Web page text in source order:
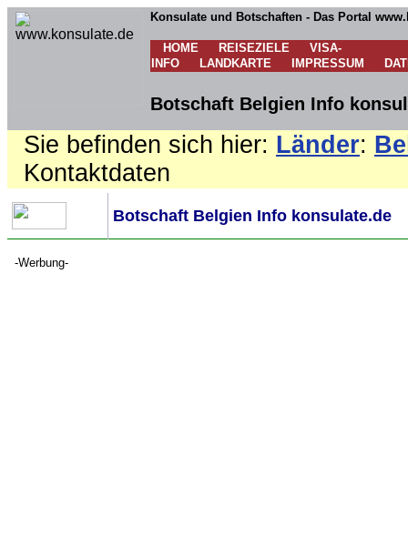
Konsulate und Botschaften - Das Portal
HOME REISEZIELE
VISA-
INFO
LANDKARTE IMPRESSUM
Botschaft Belgien Info
Sie befinden sich hier: Länder:
Kontaktdaten
Botschaft Belgien Info konsulate.de
-Werbung-